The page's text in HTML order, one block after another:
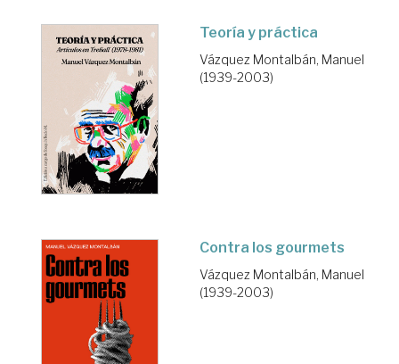
Teoría y práctica
Vázquez Montalbán, Manuel
(1939-2003)
Contra los gourmets
Vázquez Montalbán, Manuel
(1939-2003)